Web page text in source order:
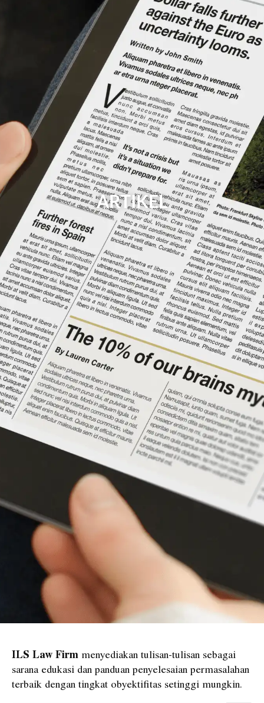
ARTIKEL
ILS Law Firm menyediakan tulisan-tulisan sebagai
sarana edukasi dan panduan penyelesaian permasalahan
terbaik dengan tingkat obyektifitas setinggi mungkin.